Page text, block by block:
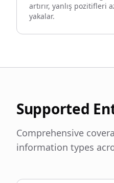
artırır, yanlış pozitifleri
yakalar.
Supported
Comprehensive
information types